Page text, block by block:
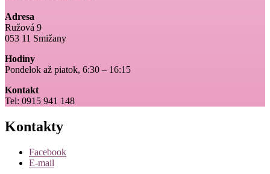
Adresa
Ružová 9
053 11 Smižany
Hodiny
Pondelok až piatok, 6:30 – 16:15
Kontakt
Tel: 0915 941 148
Kontakty
Facebook
E-mail